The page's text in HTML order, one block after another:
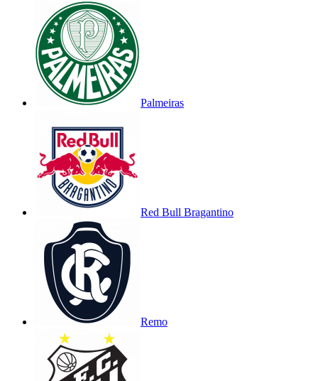
Palmeiras
Red Bull Bragantino
Remo